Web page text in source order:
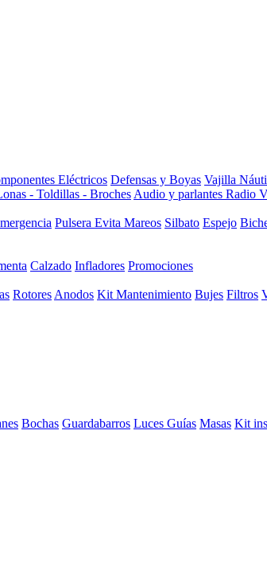
Eléctricos Defensas y Boyas Vajilla
- Toldillas - Broches Audio y parlantes Radio
Pulsera Evita Mareos Silbato Espejo
Calzado Infladores Promociones
Rotores Anodos Kit Mantenimiento Bujes Filtros
Bochas Guardabarros Luces Guías Masas Kit